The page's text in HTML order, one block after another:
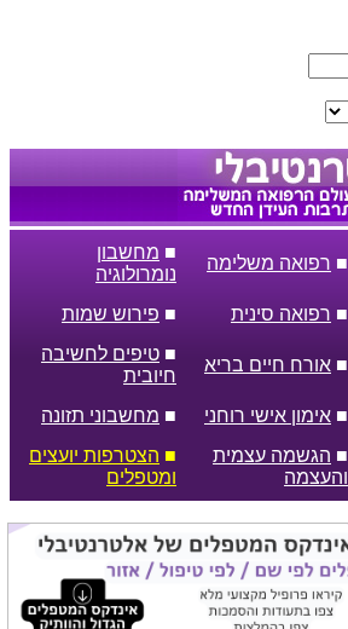
■ רפואה משלימה
■ מחשבון
נומרולוגיה
■ רפואה סינית ■ פירוש שמות
■ אורח חיים בריא
■ טיפים לחשיבה
חיובית
■ אימון אישי רוחני ■ מחשבוני תזונה
■ הגשמה עצמית
והעצמה
■ הצטרפות יועצים
ומטפלים